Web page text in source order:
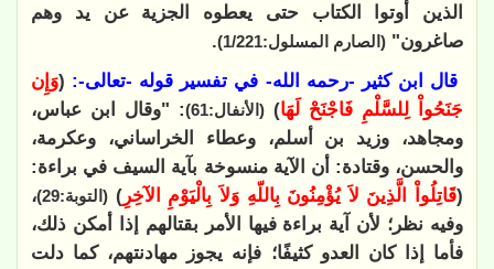
الذين أوتوا الكتاب حتى يعطوه الجزية عن يد وهم
صاغرون" (الصارم المسلول:1/221)
.
قال ابن كثير -رحمه الله- في تفسير قوله -تعالى-: (وَإِن
جَنَحُواْ لِلسَّلْمِ فَاجْنَحْ لَهَا) (الأنفال:61)
: "وقال ابن عباس،
ومجاهد، وزيد بن أسلم، وعطاء الخراساني، وعكرمة،
والحسن، وقتادة: أن الآية منسوخة بآية السيف في براءة:
(قَاتِلُواْ الَّذِينَ لاَ يُؤْمِنُونَ بِاللّهِ وَلاَ بِالْيَوْمِ الآخِرِ) (التوبة:29)
،
وفيه نظر؛ لأن آية براءة فيها الأمر بقتالهم إذا أمكن ذلك،
فأما إذا كان العدو كثيفًا؛ فإنه يجوز مهادنتهم، كما دلت